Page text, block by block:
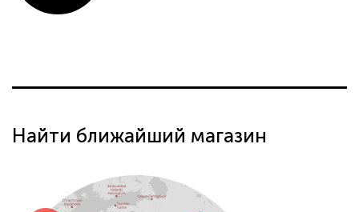
Найти ближайший магазин